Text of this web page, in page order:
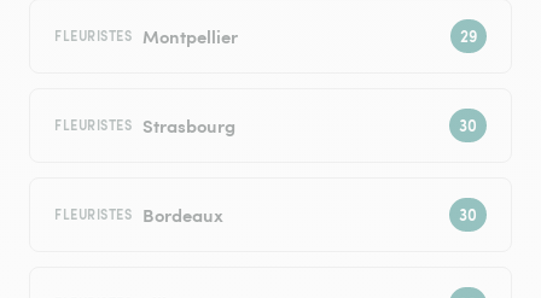
FLEURISTES Montpellier
FLEURISTES Strasbourg
FLEURISTES Bordeaux